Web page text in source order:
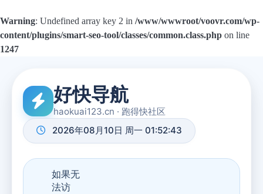
Warning: Undefined array key 2 in /www/wwwroot/voovr.com/wp-
content/plugins/smart-seo-tool/classes/common.class.php on line
1247